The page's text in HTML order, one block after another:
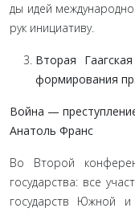
ды идей
рук инициативу.
Вторая
формирования
Война —
Анатоль Франс
Во Второй
государства: все
государств Южной